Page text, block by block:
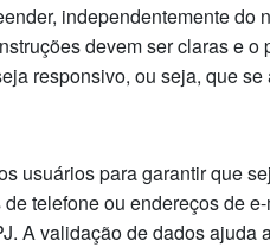
independentemente
devem ser claras e
responsivo, ou seja, que
usuários para garantir que
telefone ou endereços de
A validação de dados ajuda